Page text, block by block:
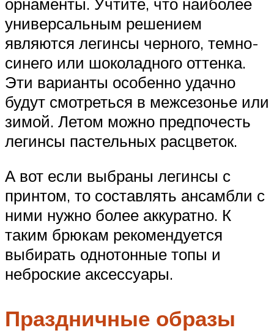
универсальным решением
являются легинсы черного, темно-
синего или шоколадного оттенка.
Эти варианты особенно удачно
будут смотреться в межсезонье или
зимой. Летом можно предпочесть
легинсы пастельных расцветок.
А вот если выбраны легинсы с
принтом, то составлять ансамбли с
ними нужно более аккуратно. К
таким брюкам рекомендуется
выбирать однотонные топы и
неброские аксессуары.
Праздничные образы